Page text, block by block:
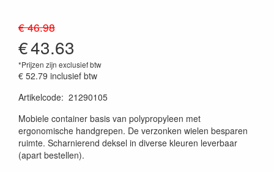
€ 46.98
€43.63
*Prijzen zijn exclusief btw
€ 52.79 inclusief btw
Artikelcode: 21290105
Mobiele container basis van polypropyleen met
ergonomische handgrepen. De verzonken wielen besparen
ruimte. Scharnierend deksel in diverse kleuren leverbaar
(apart bestellen).